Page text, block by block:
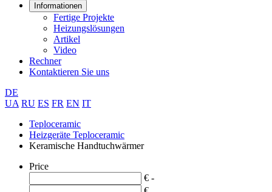
Informationen
Fertige Projekte
Heizungslösungen
Artikel
Video
Rechner
Kontaktieren Sie uns
DE
UA RU ES FR EN IT
Teploceramic
Heizgeräte Teploceramic
Keramische Handtuchwärmer
Price
€ -